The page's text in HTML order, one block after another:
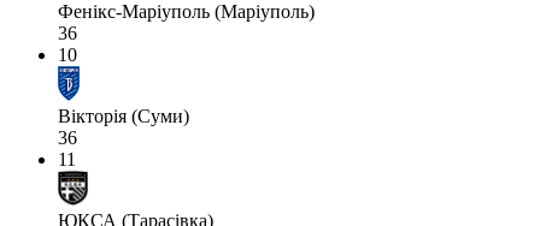
Фенікс-Маріуполь (Маріуполь)
36
10
Вікторія (Суми)
36
11
ЮКСА (Тарасівка)